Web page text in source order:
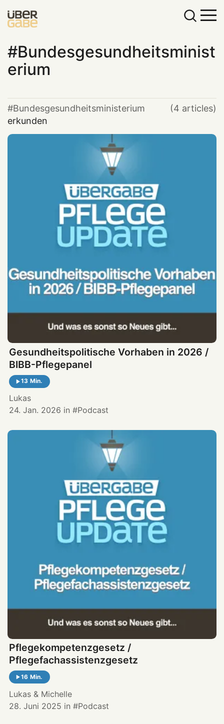
Bundesgesundheitsminist
erium
Bundesgesundheitsministerium
erkunden
(4 articles)
Gesundheitspolitische Vorhaben in 2026 /
BIBB-Pflegepanel
13 Min.
Lukas
24. Jan. 2026 in Podcast
Pflegekompetenzgesetz /
Pflegefachassistenzgesetz
16 Min.
Lukas & Michelle
28. Juni 2025 in Podcast